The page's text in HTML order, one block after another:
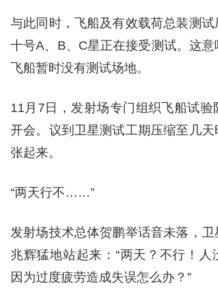
与此同时，飞船及有效载荷总装测
十号A、B、C星正在接受测试。这
飞船暂时没有测试场地。
11月7日，发射场专门组织飞船试验
开会。议到卫星测试工期压缩至几
张起来。
“两天行不……”
发射场技术总体贺鹏举话音未落，
兆辉猛地站起来：“两天？不行！人
因为过度疲劳造成失误怎么办？”